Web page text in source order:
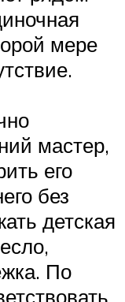
мере
мастер,
его
без
детская
По